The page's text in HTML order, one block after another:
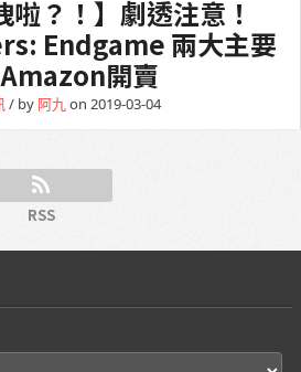
啦？！】劇透注意！
Endgame 兩大主要
開賣
/ by 阿九on 2019-03-04
RSS